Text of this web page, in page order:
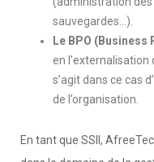
sauvegardes…).
Le BPO
en l’externalisation
s’agit dans ce cas
de l’organisation.
En tant que SSII,